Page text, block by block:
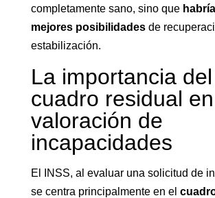
completamente sano, sino que
mejores posibilidadesde
estabilización.
La importancia del
cuadro residual
valoración de
incapacidades
El INSS, al evaluar una solicitud de
se centra principalmente en el